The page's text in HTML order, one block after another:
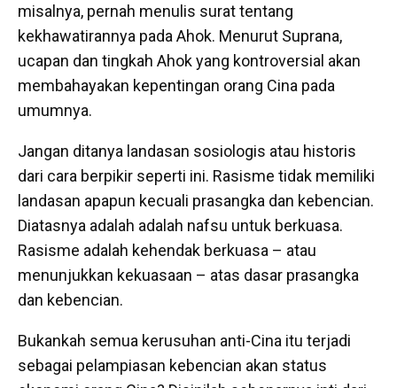
misalnya, pernah menulis surat tentang
kekhawatirannya pada Ahok. Menurut Suprana,
ucapan dan tingkah Ahok yang kontroversial akan
membahayakan kepentingan orang Cina pada
umumnya.
Jangan ditanya landasan sosiologis atau historis
dari cara berpikir seperti ini. Rasisme tidak memiliki
landasan apapun kecuali prasangka dan kebencian.
Diatasnya adalah adalah nafsu untuk berkuasa.
Rasisme adalah kehendak berkuasa – atau
menunjukkan kekuasaan – atas dasar prasangka
dan kebencian.
Bukankah semua kerusuhan anti-Cina itu terjadi
sebagai pelampiasan kebencian akan status